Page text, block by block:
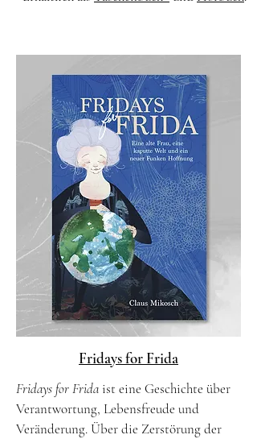
Fridays for Frida
Fridays for Fridaist eine Geschichte über
Verantwortung, Lebensfreude und
Veränderung. Über die Zerstörung der